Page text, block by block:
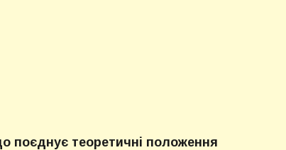
поєднує теоретичні положення